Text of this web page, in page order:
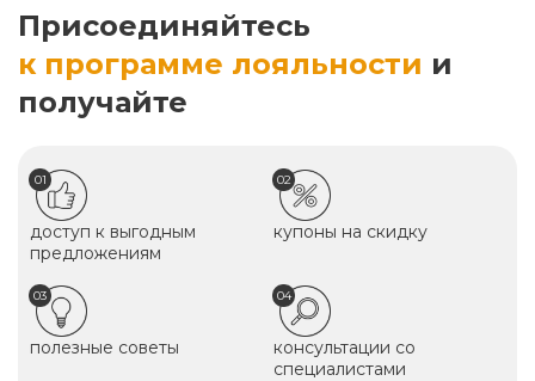
Присоединяйтесь
к программе лояльности и
получайте
01
доступ к выгодным
предложениям
02
купоны на скидку
03
полезные советы
04
консультации со
специалистами